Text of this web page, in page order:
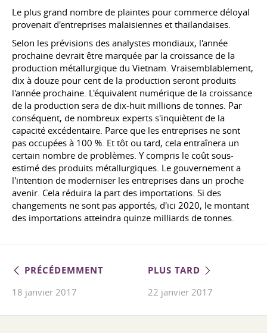
Le plus grand nombre de plaintes pour commerce déloyal
provenait d'entreprises malaisiennes et thaïlandaises.
Selon les prévisions des analystes mondiaux, l'année
prochaine devrait être marquée par la croissance de la
production métallurgique du Vietnam. Vraisemblablement,
dix à douze pour cent de la production seront produits
l'année prochaine. L'équivalent numérique de la croissance
de la production sera de dix-huit millions de tonnes. Par
conséquent, de nombreux experts s'inquiètent de la
capacité excédentaire. Parce que les entreprises ne sont
pas occupées à 100 %. Et tôt ou tard, cela entraînera un
certain nombre de problèmes. Y compris le coût sous-
estimé des produits métallurgiques. Le gouvernement a
l'intention de moderniser les entreprises dans un proche
avenir. Cela réduira la part des importations. Si des
changements ne sont pas apportés, d'ici 2020, le montant
des importations atteindra quinze milliards de tonnes.
PRÉCÉDEMMENT
18 janvier 2017
PLUS TARD
22 janvier 2017